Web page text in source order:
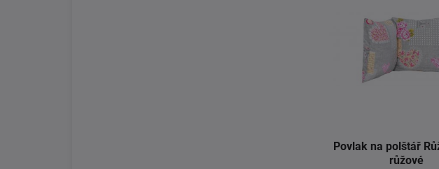
Povlak na polštář
růžové